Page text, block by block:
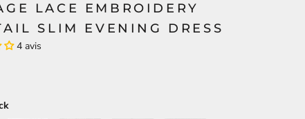
LACE EMBROIDERY
SLIM EVENING DRESS
4 avis